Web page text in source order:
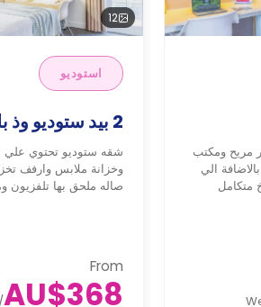
مريح ومكتب
الي
متكامل
12
استوديو
2 بيد ستوديو وذ بلكون
شقه ستوديو تحتوي
وخزانة ملابس وارفف
صاله ملحق بها تلفزيون
From
AU$368
/